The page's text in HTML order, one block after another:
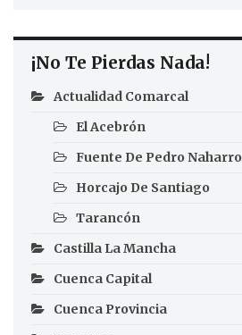
¡No Te Pierdas Nada!
Actualidad Comarcal
El Acebrón
Fuente De Pedro Naharro
Horcajo De Santiago
Tarancón
Castilla La Mancha
Cuenca Capital
Cuenca Provincia